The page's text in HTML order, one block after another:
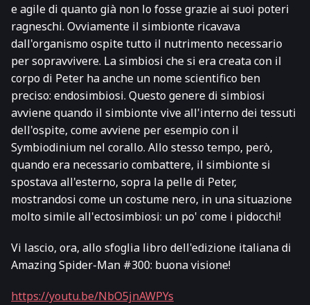
e agile di quanto già non lo fosse grazie ai suoi poteri
ragneschi. Ovviamente il simbionte ricavava
dall'organismo ospite tutto il nutrimento necessario
per sopravvivere. La simbiosi che si era creata con il
corpo di Peter ha anche un nome scientifico ben
preciso: endosimbiosi. Questo genere di simbiosi
avviene quando il simbionte vive all'interno dei tessuti
dell'ospite, come avviene per esempio con il
Symbiodinium nel corallo. Allo stesso tempo, però,
quando era necessario combattere, il simbionte si
spostava all'esterno, sopra la pelle di Peter,
mostrandosi come un costume nero, in una situazione
molto simile all'ectosimbiosi: un po' come i pidocchi!
Vi lascio, ora, allosfoglia librodell'edizione italiana di
Amazing Spider-Man #300: buona visione!
https://youtu.be/NbO5jnAWPYs